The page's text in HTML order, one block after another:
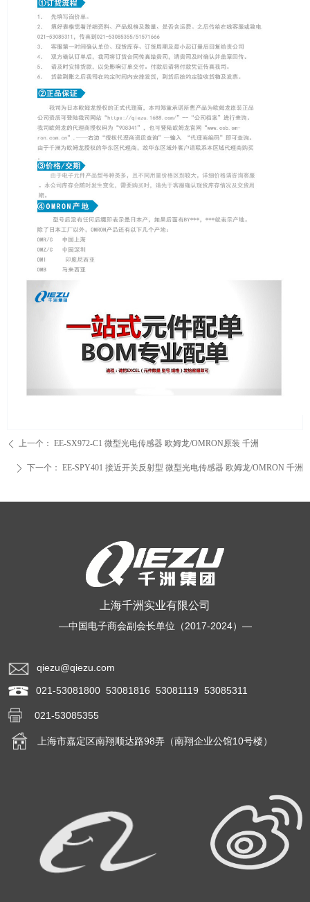
ꄴ 上一个： EE-SX972-C1 微型光电传感器 欧姆龙/OMRON原装 千洲
ꄲ 下一个： EE-SPY401 接近开关反射型 微型光电传感器 欧姆龙/OMRON 千洲
上海千洲实业有限公司
—中国电子商会副会长单位（2017-2024）—
上海市嘉定区南翔顺达路98弄（南翔企业公馆10号楼）
021-53081800 53081816 53081119 53085311
021-53085355
qiezu@qiezu.com